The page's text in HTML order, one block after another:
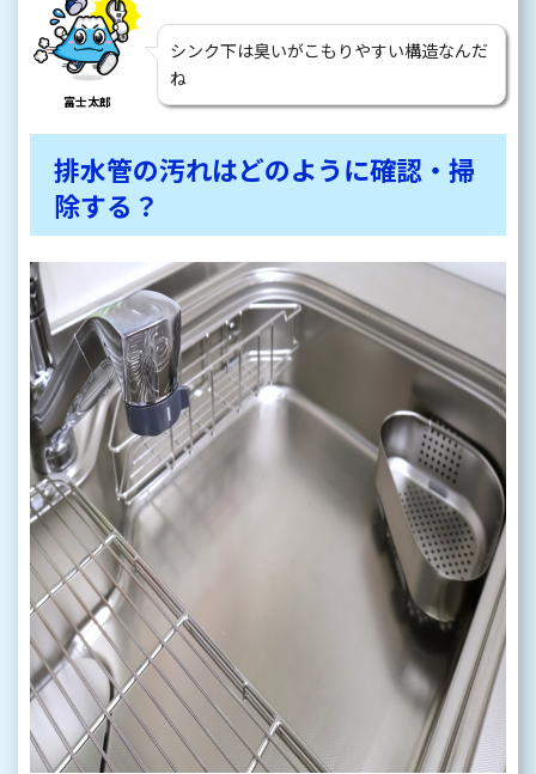
富士太郎
シンク下は臭いがこもりやすい構造なんだ
ね
排水管の汚れはどのように確認・掃
除する？